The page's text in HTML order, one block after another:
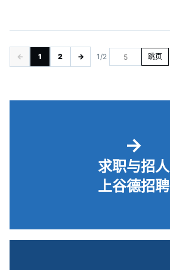
← 1 2 → 1/2 跳页
→
求职与招人
上谷德招聘